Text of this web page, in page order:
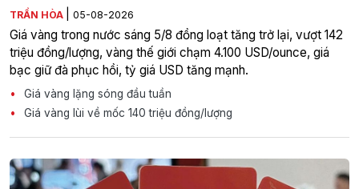
TRẦN HÒA 05-08-2026
Giá vàng trong nước sáng 5/8 đồng loạt tăng trở lại, vượt 142
triệu đồng/lượng, vàng thế giới chạm 4.100 USD/ounce, giá
bạc giữ đà phục hồi, tỷ giá USD tăng mạnh.
Giá vàng lặng sóng đầu tuần
Giá vàng lùi về mốc 140 triệu đồng/lượng